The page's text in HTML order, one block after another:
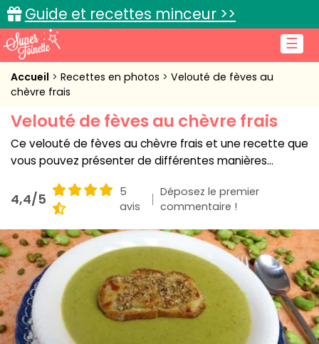
☰
Guide et recettes minceur >>
Accueil
Cuisine pratique
L'actu cuisine
Connexion
Accueil Recettes en photos
Velouté de fèves au
chèvre frais
Velouté de fèves au chèvre frais
Ce velouté de fèves au chèvre frais et une recette que
vous pouvez présenter de différentes manières...
4,4/5
5
avis
Déposez le premier
commentaire !